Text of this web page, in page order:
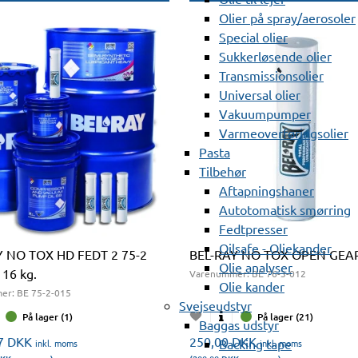
Olier på spray/aerosoler
Special olier
Sukkerløsende olier
Transmissionsolier
Universal olier
Vakuumpumper
Varmeoverføringsolier
Pasta
Tilbehør
Aftapningshaner
Autotomatisk smørring
Fedtpresser
Oilsafe - Oliekander
Olie analyser
Olie kander
Svejseudstyr
Baggas udstyr
Backing tape
NO TOX HD FEDT 2 75-2
kg.
BE 75-2-015
På lager (1)
DKK inkl. moms
BEL-RAY NO TOX OPEN
Varenummer:BE 76-3-012
På lager (21)
250,00DKK inkl. moms